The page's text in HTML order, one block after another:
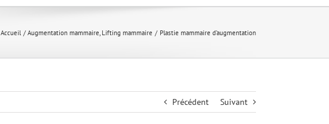
Accueil Augmentation mammaire Lifting mammaire Plastie mammaire d’augmentation
Précédent Suivant